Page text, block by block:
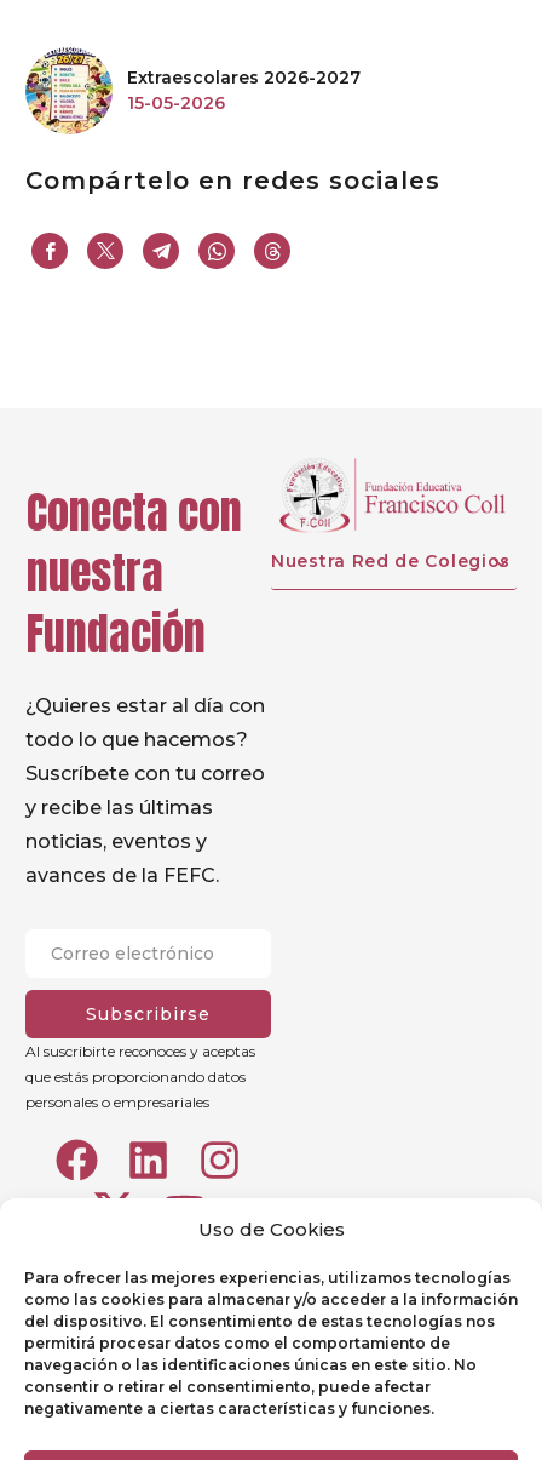
Uso de Cookies
Para ofrecer las mejores experiencias, utilizamos tecnologías
como las cookies para almacenar y/o acceder a la información
del dispositivo. El consentimiento de estas tecnologías nos
permitirá procesar datos como el comportamiento de
navegación o las identificaciones únicas en este sitio. No
consentir o retirar el consentimiento, puede afectar
negativamente a ciertas características y funciones.
Extraescolares 2026-2027
15-05-2026
Compártelo en redes sociales
Conecta con
nuestra
Fundación
¿Quieres estar al día con
todo lo que hacemos?
Suscríbete con tu correo
y recibe las últimas
noticias, eventos y
avances de la FEFC.
Subscribirse
Al suscribirte reconoces y aceptas
que estás proporcionando datos
personales o empresariales
Nuestra Red de Colegios
Aviso legal
Política de Privacidad